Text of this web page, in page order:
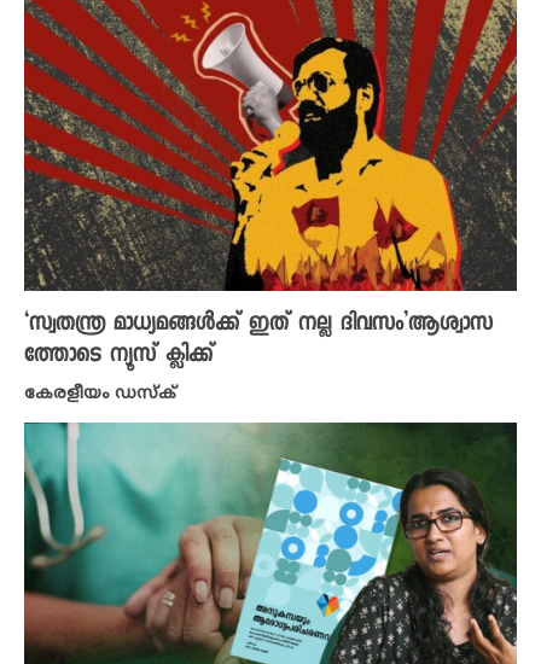
‘സ്വതന്ത്ര മാധ്യമങ്ങൾക്ക് ഇത് നല്ല ദിവസം’ആശ്വാസ
ത്തോടെ ന്യൂസ് ക്ലിക്ക്
കേരളീയം ഡസ്ക്